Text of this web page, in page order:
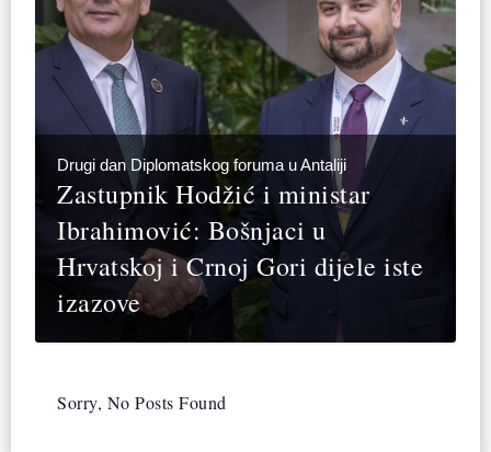
Drugi dan Diplomatskog foruma u Antaliji
Zastupnik Hodžić i ministar
Ibrahimović: Bošnjaci u
Hrvatskoj i Crnoj Gori dijele iste
izazove
Sorry, No Posts Found